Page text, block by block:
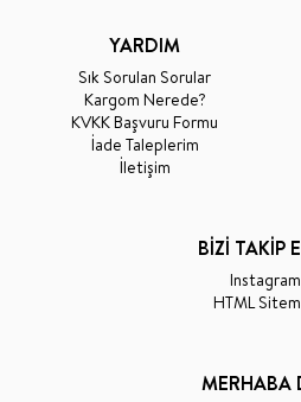
YARDIM
Sık Sorulan Sorular
Kargom Nerede?
KVKK Başvuru Formu
İade Taleplerim
İletişim
BİZİ TAKİP
Instagram
HTML
MERHABA